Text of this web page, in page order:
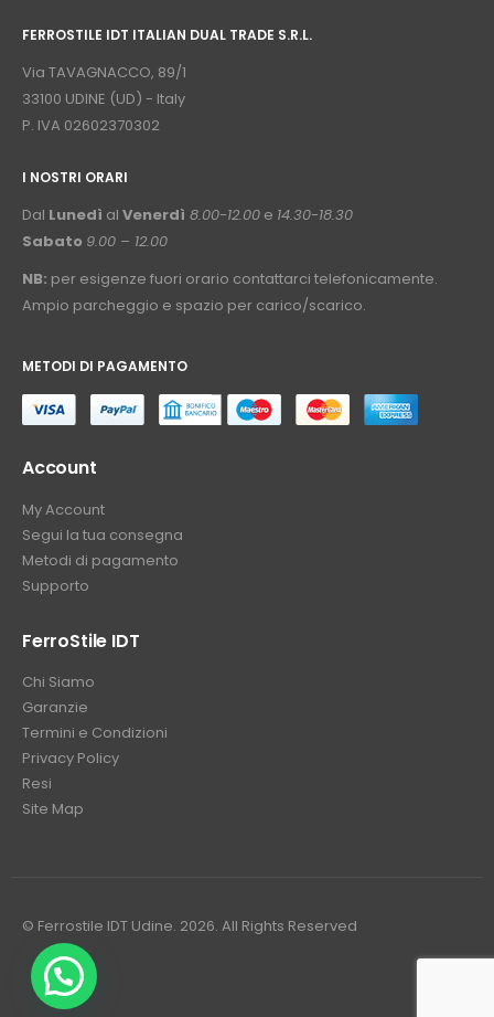
FERROSTILE IDT ITALIAN DUAL TRADE S.R.L.
Via TAVAGNACCO, 89/1
33100 UDINE (UD) - Italy
P. IVA 02602370302
I NOSTRI ORARI
Dal Lunedì al Venerdì 8.00-12.00 e 14.30-18.30
Sabato 9.00 – 12.00
NB: per esigenze fuori orario contattarci telefonicamente.
Ampio parcheggio e spazio per carico/scarico.
METODI DI PAGAMENTO
Account
My Account
Segui la tua consegna
Metodi di pagamento
Supporto
FerroStile IDT
Chi Siamo
Garanzie
Termini e Condizioni
Privacy Policy
Resi
Site Map
© Ferrostile IDT Udine. 2026. All Rights Reserved